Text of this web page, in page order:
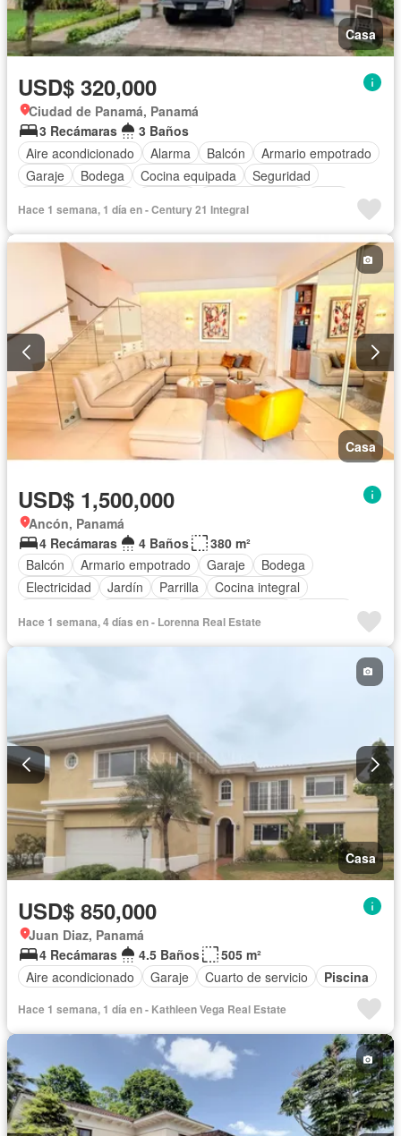
Casa
USD$ 320,000
Ciudad de Panamá, Panamá
3 Recámaras
3 Baños
Aire acondicionado
Alarma Balcón
Armario empotrado
Garaje
Bodega Cocina equipada
Seguridad
Hace 1 semana, 1 día en - Century 21 Integral
Casa
USD$ 1,500,000
Ancón, Panamá
4 Recámaras
4 Baños
380 m²
Balcón
Armario empotrado Garaje
Bodega
Electricidad
Jardín Parrilla
Cocina integral
Agua
Patio
Hace 1 semana, 4 días en - Lorenna Real Estate
Casa
USD$ 850,000
Juan Diaz, Panamá
4 Recámaras
4.5 Baños
505 m²
Aire acondicionado
Garaje Cuarto de servicio Piscina
Hace 1 semana, 1 día en - Kathleen Vega Real Estate